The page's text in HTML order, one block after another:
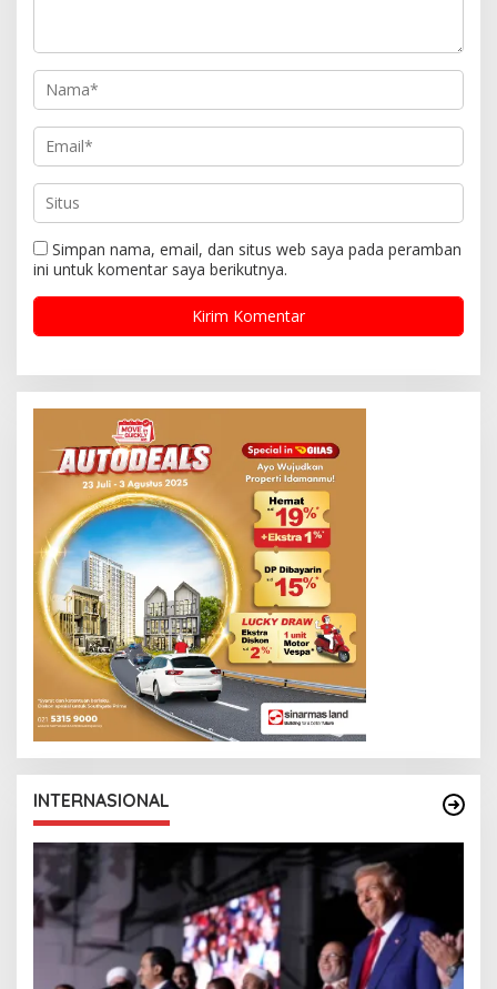
Simpan nama, email, dan situs web saya pada peramban
ini untuk komentar saya berikutnya.
INTERNASIONAL